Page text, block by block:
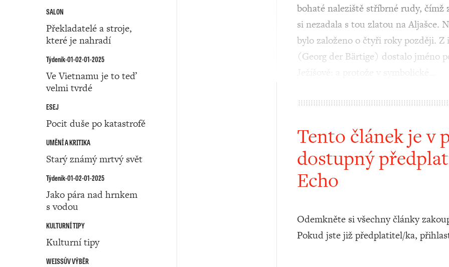
SALON
Překladatelé a stroje,
které je nahradí
Týdeník-01-02-01-2025
Ve Vietnamu je to teď
velmi tvrdé
ESEJ
Pocit duše po katastrofě
UMĚNÍ A KRITIKA
Starý známý mrtvý svět
Týdeník-01-02-01-2025
Jako pára nad hrnkem
s vodou
KULTURNÍ TIPY
Kulturní tipy
WEISSŮV VÝBĚR
bohaté naleziště stříbrné rudy,
si nezadala s tou zlatou na Aljašce.
bylo založeno o čtyři roky později.
(Georg der Bärtige) dostalo jméno
Tento článek je v
dostupný
Echo
Odemkněte si všechny články
Pokud jste již předplatitel/ka,